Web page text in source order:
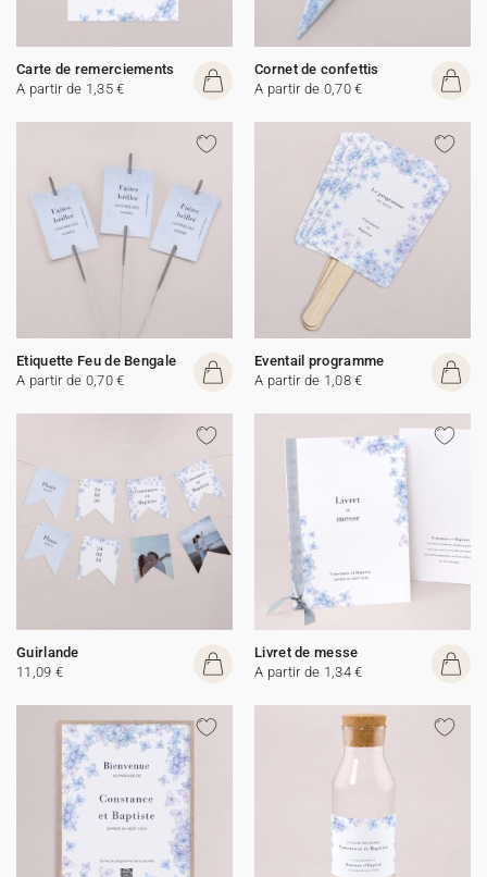
Carte de remerciements
A partir de 1,35 €
Cornet de confettis
A partir de 0,70 €
Etiquette Feu de Bengale
A partir de 0,70 €
Eventail programme
A partir de 1,08 €
Guirlande
11,09 €
Livret de messe
A partir de 1,34 €